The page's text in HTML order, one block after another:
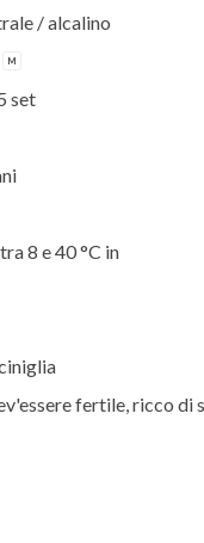
/ alcalino
M
set
8 e 40 °C in
fertile, ricco di